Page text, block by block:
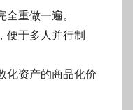
全重做一遍。
便于多人并行制
化资产的商品化价